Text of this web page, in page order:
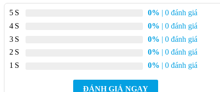
Đặc điểm nổi bật xí xổm THIÊN THANH
CT0400T/TT06PKHAT kèm két nước
Treo tường
Kích thước 504
5 0% | 0 đánh giá
4
0% | 0 đánh giá
3
0% | 0 đánh giá
2
0% | 0 đánh giá
1
0% | 0 đánh giá
ĐÁNH GIÁ NGAY